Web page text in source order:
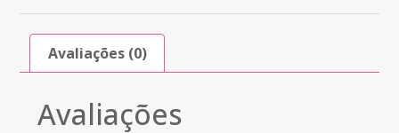
Avaliações (0)
Avaliações